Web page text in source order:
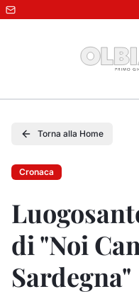
Torna alla Home
Cronaca
di "Noi
Sardegna"